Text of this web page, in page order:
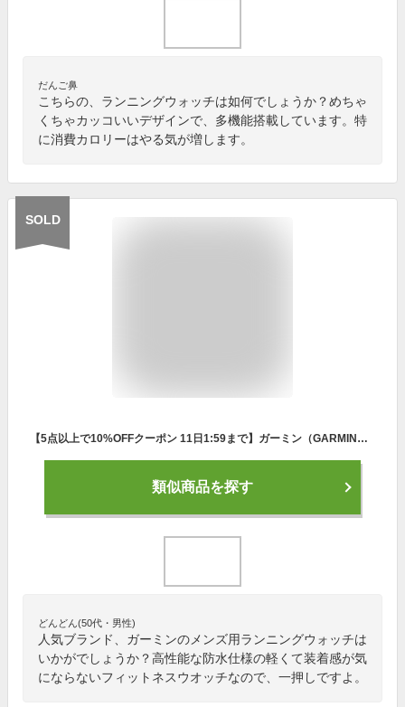
だんご鼻
こちらの、ランニングウォッチは如何でしょうか？めちゃ
くちゃカッコいいデザインで、多機能搭載しています。特
に消費カロリーはやる気が増します。
SOLD
【5点以上で10%OFFクーポン 11日1:59まで】ガーミン（GARMIN） ランニングウォッチ フォアアスリート35J FA35J BK 168938 スマートウォッチ （メンズ、レディース）
類似商品を探す
どんどん(50代・男性)
人気ブランド、ガーミンのメンズ用ランニングウォッチは
いかがでしょうか？高性能な防水仕様の軽くて装着感が気
にならないフィットネスウオッチなので、一押しですよ。